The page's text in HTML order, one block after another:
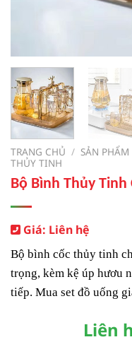
TRANG CHỦ / SẢN PHẨM
THỦY TINH
Bộ Bình Thủy Tinh
Giá: Liên hệ
Bộ bình cốc thủy tinh
trọng, kèm kệ úp hươu
tiếp. Mua set đồ uống
Liên